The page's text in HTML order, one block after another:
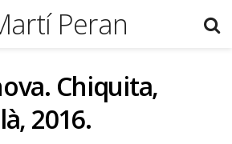
Chiquita,
2016.